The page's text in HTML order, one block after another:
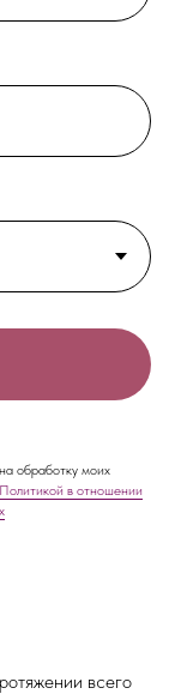
обработку моих
Политикой в отношении
всего